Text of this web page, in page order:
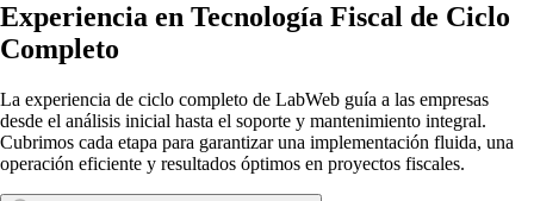
Timbrado y validación automáticos del CFDI 4.0.
Generación oportuna de complementos de pago.
Contabilidad electrónica conciliada en tiempo real.
Blindaje ante la lista 69-B y otras listas oficiales.
Experiencia en Tecnología Fiscal de Ciclo
Completo
La experiencia de ciclo completo de LabWeb guía a las empresas
desde el análisis inicial hasta el soporte y mantenimiento integral.
Cubrimos cada etapa para garantizar una implementación fluida, una
operación eficiente y resultados óptimos en proyectos fiscales.